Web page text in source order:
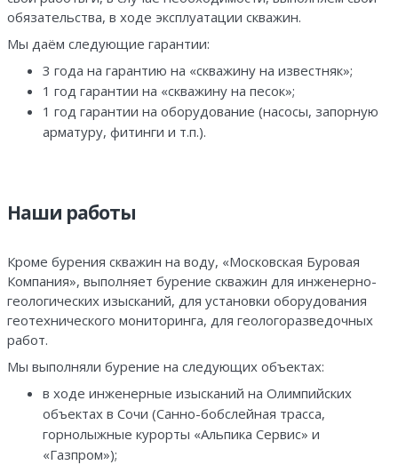
обязательства, в ходе эксплуатации скважин.
Мы даём следующие гарантии:
3 года на гарантию на «скважину на известняк»;
1 год гарантии на «скважину на песок»;
1 год гарантии на оборудование (насосы, запорную
арматуру, фитинги и т.п.).
Наши работы
Кроме бурения скважин на воду, «Московская Буровая
Компания», выполняет бурение скважин для инженерно-
геологических изысканий, для установки оборудования
геотехнического мониторинга, для геологоразведочных
работ.
Мы выполняли бурение на следующих объектах:
в ходе инженерные изысканий на Олимпийских
объектах в Сочи (Санно-бобслейная трасса,
горнолыжные курорты «Альпика Сервис» и
«Газпром»);